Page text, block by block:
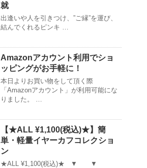
就
出逢いや人を引きつけ、”ご縁”を運び、
結んでくれるピンキ …
Amazonアカウント利用でショ
ッピングがお手軽に！
本日よりお買い物をして頂く際
「Amazonアカウント」が利用可能にな
りました。 …
【★ALL ¥1,100(税込)★】簡
単・軽量イヤーカフコレクショ
ン
★ALL ¥1,100(税込)★ ▼ ▼